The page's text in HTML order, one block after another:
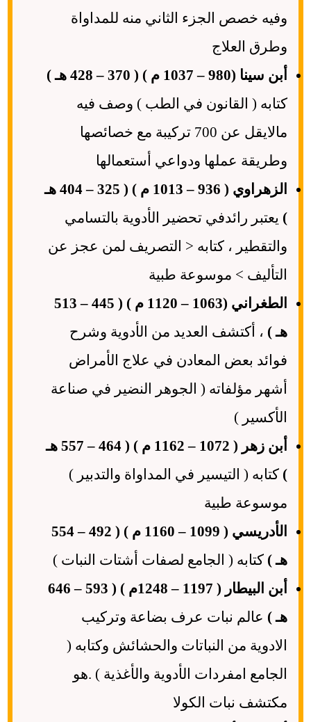
وفيه خصص الجزء الثاني منه للمداواة
وطرق العلاج
أبن سينا (980 – 1037 م ) ( 370 – 428 هـ )
كتابه ( القانون في الطب ) وصف فيه
مالايقل عن 700 تركيبة مع خصائصها
وطريقة عملها ودواعي أستعمالها
الزهراوي ( 936 – 1013 م ) ( 325 – 404 هـ
) يعتبر رائدفي تحضير الأدوية بالتسامي
والتقطير ، كتابه < التصريف لمن عجز عن
التأليف > موسوعة طبية
الطغراني (1063 – 1120 م ) ( 445 – 513
هـ ) ، أكتشف العديد من الأدوية وشرح
فوائد بعض المعادن في علاج الأمراض
أشهر مؤلفاته ( الجوهر النضير في صناعة
الأكسير )
أبن زهر ( 1072 – 1162 م ) ( 464 – 557 هـ
) كتابه ( التيسير في المداواة والتدبير )
موسوعة طبية
الأدريسي ( 1099 – 1160 م ) ( 492 – 554
هـ ) كتابه ( الجامع لصفات أشتات النبات )
أبن البيطار ( 1197 – 1248م ) ( 593 – 646
هـ ) عالم نبات عرف بضاعة وتركيب
الادوية من النباتات والحشائش وكتابه (
الجامع امفردات الأدوية والأغذية ) .هو
مكتشف نبات الكولا